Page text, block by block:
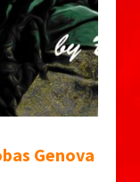
Genova